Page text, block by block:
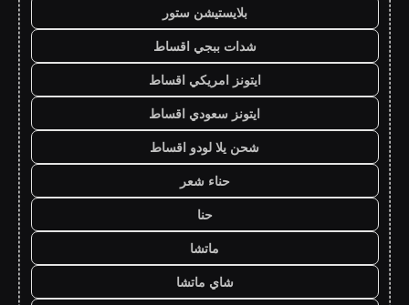
بلايستيشن ستور
شدات ببجي اقساط
ايتونز امريكي اقساط
ايتونز سعودي اقساط
شحن يلا لودو اقساط
حناء شعر
حنا
ماتشا
شاي ماتشا